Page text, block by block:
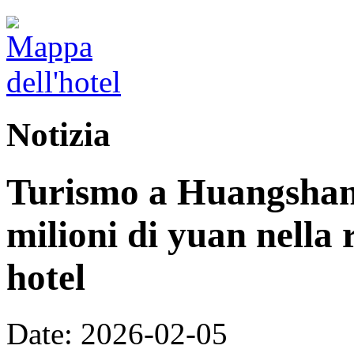
Notizia
Turismo a
milioni di yuan nella
hotel
Date: 2026-02-05